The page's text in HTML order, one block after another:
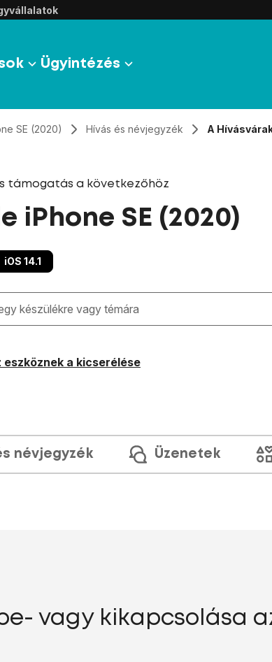
Ügyintézés
SE (2020) Hívás és névjegyzék A
támogatás a következőhöz
iPhone SE (2020)
iOS 14.1
megjelennek a keresési javaslatok a
eszköznek a kicserélése
névjegyzék Üzenetek
vagy kikapcsolása